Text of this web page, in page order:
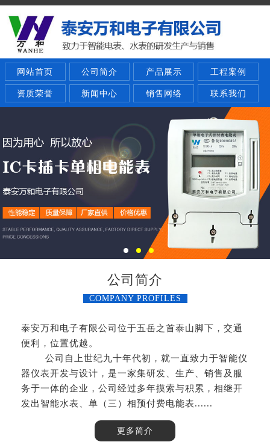
网站首页 公司简介 产品展示 工程案例
资质荣誉 新闻中心 销售网络 联系我们
公司简介
COMPANY PROFILES
泰安万和电子有限公司位于五岳之首泰山脚下，交通
便利，位置优越。
公司自上世纪九十年代初，就一直致力于智能仪
器仪表开发与设计，是一家集研发、生产、销售及服
务于一体的企业，公司经过多年摸索与积累，相继开
发出智能水表、单（三）相预付费电能表......
更多简介